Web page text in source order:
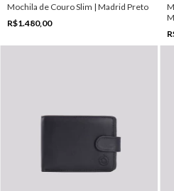
Mochila de Couro Slim | Madrid Preto
R$1.480,00